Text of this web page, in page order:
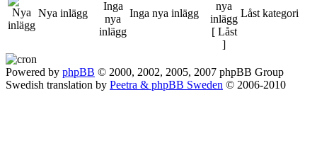
Nya inlägg Inga nya inlägg Låst kategori
Powered by phpBB © 2000, 2002, 2005, 2007 phpBB Group
Swedish translation by Peetra & phpBB Sweden © 2006-2010